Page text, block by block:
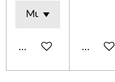
Ajouter au panierAjouter